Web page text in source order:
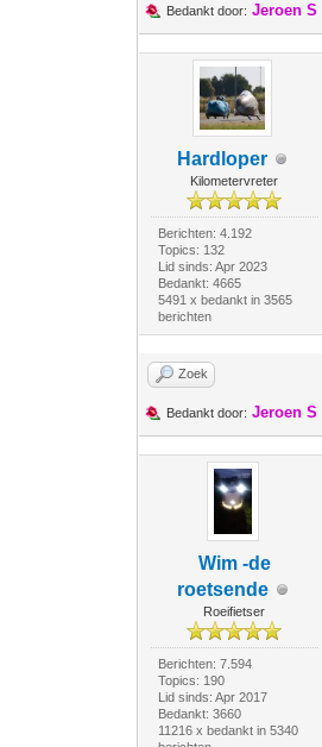
Bedankt door: Jeroen S
Hardloper
Kilometervreter
Berichten: 4.192
Topics: 132
Lid sinds: Apr 2023
Bedankt: 4665
5491 x bedankt in 3565
berichten
Zoek
Bedankt door: Jeroen S
Wim -de
roetsende
Roeifietser
Berichten: 7.594
Topics: 190
Lid sinds: Apr 2017
Bedankt: 3660
11216 x bedankt in 5340